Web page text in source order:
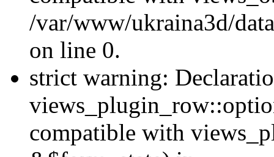
/var/www/ukraina3d/
on line 0.
strict warning:
compatible with